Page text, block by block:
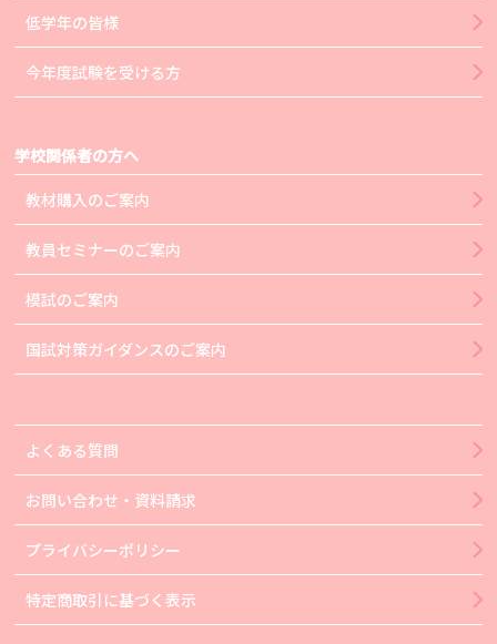
低学年の皆様
今年度試験を受ける方
学校関係者の方へ
教材購入のご案内
教員セミナーのご案内
模試のご案内
国試対策ガイダンスのご案内
よくある質問
お問い合わせ・資料請求
プライバシーポリシー
特定商取引に基づく表示